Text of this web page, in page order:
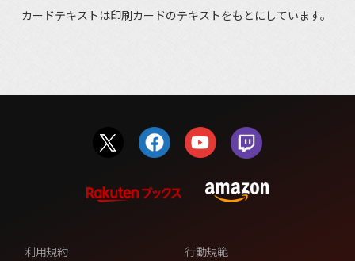
カードテキストは印刷カードのテキストをもとにしています。
利用規約 行動規範